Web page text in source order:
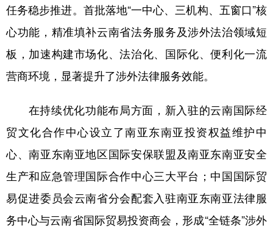
图片
经济 服务 云南故事
云南青年说 趣看文物
任务稳步推进。首批落地“一中心、三机构、五窗口”核
心功能，精准填补云南省法务服务及涉外法治领域短
板，加速构建市场化、法治化、国际化、便利化一流
营商环境，显著提升了涉外法律服务效能。
在持续优化功能布局方面，新入驻的云南国际经
贸文化合作中心设立了南亚东南亚投资权益维护中
心、南亚东南亚地区国际安保联盟及南亚东南亚安全
生产和应急管理国际合作中心三大平台；中国国际贸
易促进委员会云南省分会配套入驻南亚东南亚法律服
务中心与云南省国际贸易投资商会，形成“全链条”涉外